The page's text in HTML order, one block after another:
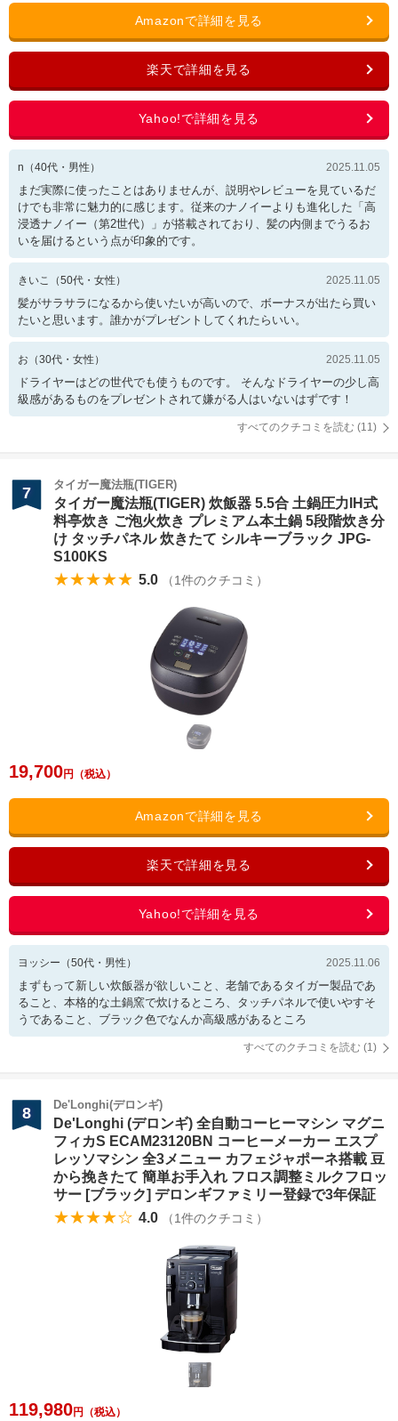
n （40代・ 男性 ） 2025.11.05
まだ実際に使ったことはありませんが、説明やレビューを見ているだ
けでも非常に魅力的に感じます。従来のナノイーよりも進化した「高
浸透ナノイー（第2世代）」が搭載されており、髪の内側までうるお
いを届けるという点が印象的です。
きいこ （50代・ 女性 ） 2025.11.05
髪がサラサラになるから使いたいが高いので、ボーナスが出たら買い
たいと思います。誰かがプレゼントしてくれたらいい。
お （30代・ 女性 ） 2025.11.05
ドライヤーはどの世代でも使うものです。 そんなドライヤーの少し高
級感があるものをプレゼントされて嫌がる人はいないはずです！
すべてのクチコミを読む (11)
7 タイガー魔法瓶(TIGER)
タイガー魔法瓶(TIGER) 炊飯器 5.5合 土鍋圧力IH式
料亭炊き ご泡火炊き プレミアム本土鍋 5段階炊き分
け タッチパネル 炊きたて シルキーブラック JPG-
S100KS
★★★★★ 5.0 （1件のクチコミ）
19,700
ヨッシー （50代・ 男性 ） 2025.11.06
まずもって新しい炊飯器が欲しいこと、老舗であるタイガー製品であ
ること、本格的な土鍋窯で炊けるところ、タッチパネルで使いやすそ
うであること、ブラック色でなんか高級感があるところ
すべてのクチコミを読む (1)
8 De'Longhi(デロンギ)
De'Longhi (デロンギ) 全自動コーヒーマシン マグニ
フィカS ECAM23120BN コーヒーメーカー エスプ
レッソマシン 全3メニュー カフェジャポーネ搭載 豆
から挽きたて 簡単お手入れ フロス調整ミルクフロッ
サー [ブラック] デロンギファミリー登録で3年保証
★★★★☆ 4.0 （1件のクチコミ）
119,980